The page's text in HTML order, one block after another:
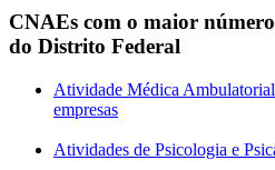
CNAEs com o maior
do Distrito Federal
Atividade Médica
empresas
Atividades de Psicologia e